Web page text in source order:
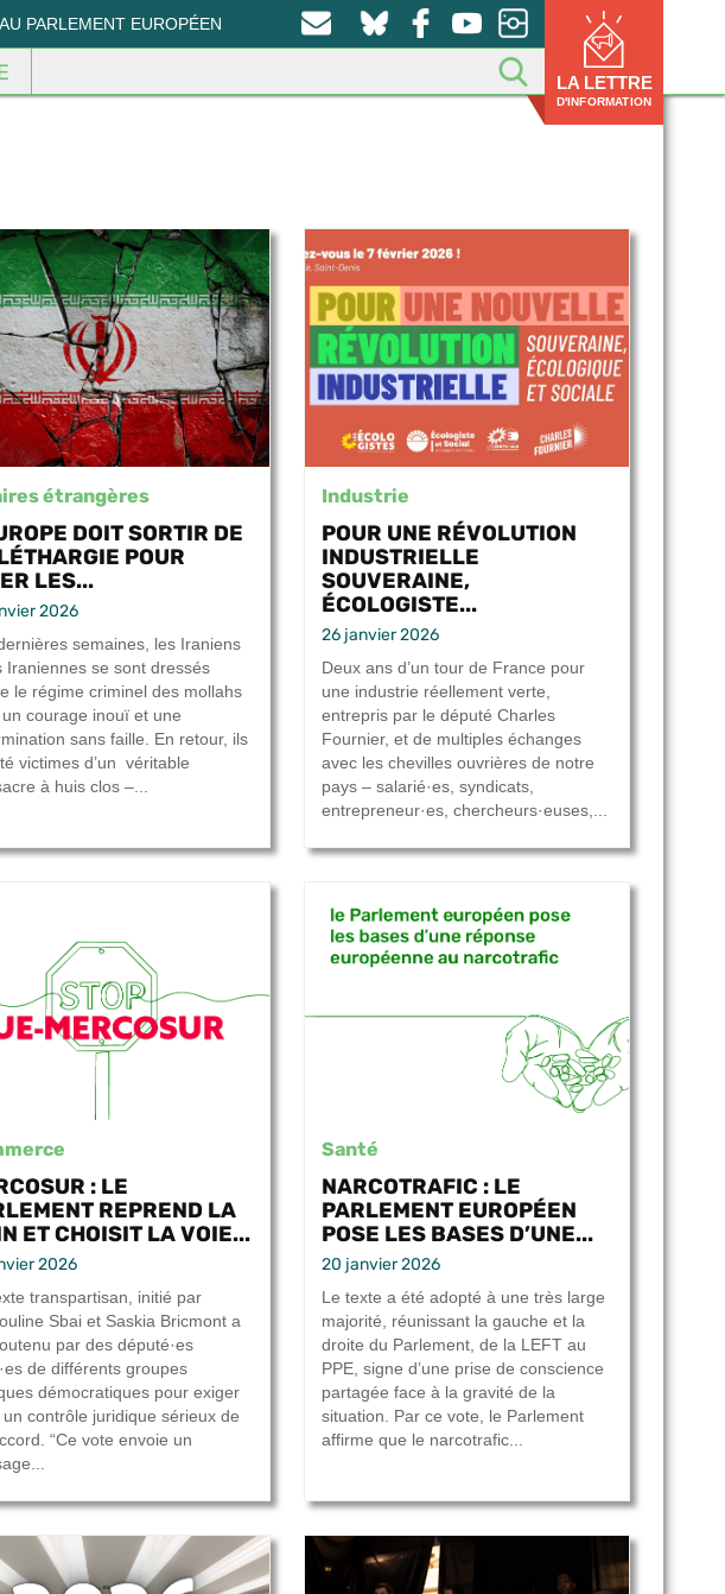
PARLEMENT EUROPÉEN
LA LETTRE
D'INFORMATION
étrangères
DOIT SORTIR DE
POUR
LES...
2026
semaines, les Iraniens
Iraniennes se sont dressés
le régime criminel des mollahs
courage inouï et une
sans faille. En retour, ils
victimes d’un véritable
à huis clos –...
Industrie
POUR UNE RÉVOLUTION
INDUSTRIELLE
SOUVERAINE,
ÉCOLOGISTE...
26 janvier 2026
Deux ans d’un tour de France pour
une industrie réellement verte,
entrepris par le député Charles
Fournier, et de multiples échanges
avec les chevilles ouvrières de notre
pays – salarié·es, syndicats,
entrepreneur·es, chercheurs·euses,...
: LE
REPREND LA
ET CHOISIT LA VOIE...
2026
transpartisan, initié par
Sbai et Saskia Bricmont a
par des député·es
de différents groupes
démocratiques pour exiger
contrôle juridique sérieux de
“Ce vote envoie un
Santé
NARCOTRAFIC : LE
PARLEMENT EUROPÉEN
POSE LES BASES D’UNE...
20 janvier 2026
Le texte a été adopté à une très large
majorité, réunissant la gauche et la
droite du Parlement, de la LEFT au
PPE, signe d’une prise de conscience
partagée face à la gravité de la
situation. Par ce vote, le Parlement
affirme que le narcotrafic...